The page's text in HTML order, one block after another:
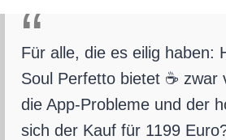
Für alle, die es eilig haben:
Soul Perfetto bietet ☕
die App-Probleme und der
sich der Kauf für 1199